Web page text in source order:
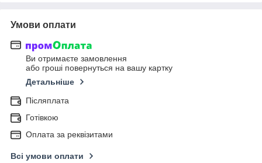
Умови оплати
Ви отримаєте замовлення
або гроші повернуться на вашу картку
Детальніше
Післяплата
Готівкою
Оплата за реквізитами
Всі умови оплати